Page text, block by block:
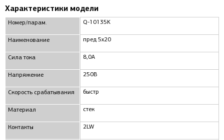
Характеристики модели
Номер/парам.
Наименование
Сила тока
Напряжение
Скорость срабатывания
Материал
Контакты
Q-10135K
пред 5x20
8,0А
250В
быстр
стек
2LW